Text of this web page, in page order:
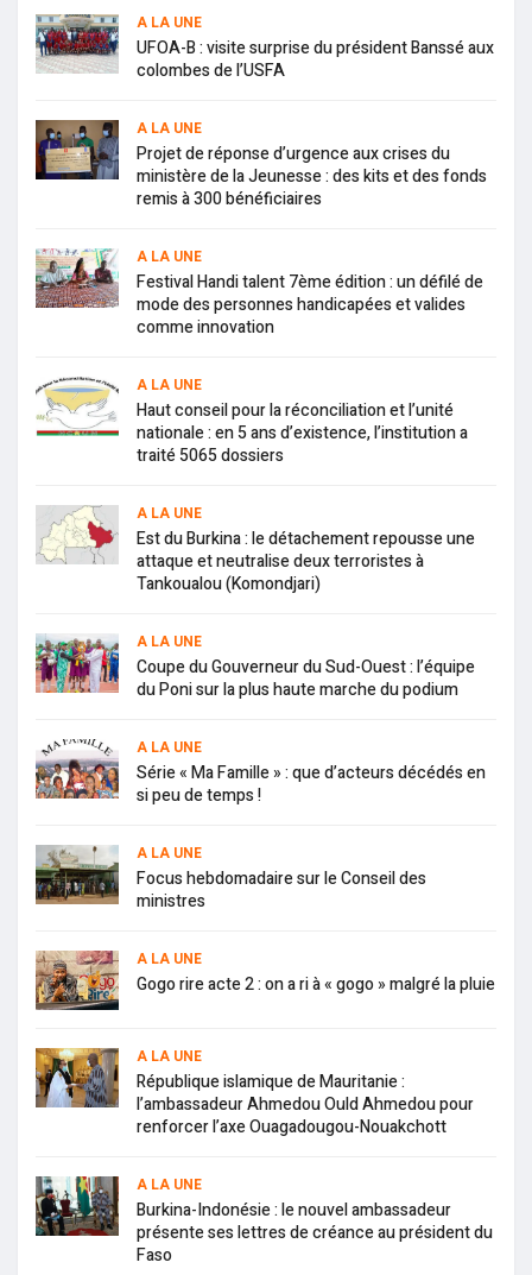
A LA UNE
UFOA-B : visite surprise du président Banssé aux
colombes de l’USFA
A LA UNE
Projet de réponse d’urgence aux crises du
ministère de la Jeunesse : des kits et des fonds
remis à 300 bénéficiaires
A LA UNE
Festival Handi talent 7ème édition : un défilé de
mode des personnes handicapées et valides
comme innovation
A LA UNE
Haut conseil pour la réconciliation et l’unité
nationale : en 5 ans d’existence, l’institution a
traité 5065 dossiers
A LA UNE
Est du Burkina : le détachement repousse une
attaque et neutralise deux terroristes à
Tankoualou (Komondjari)
A LA UNE
Coupe du Gouverneur du Sud-Ouest : l’équipe
du Poni sur la plus haute marche du podium
A LA UNE
Série « Ma Famille » : que d’acteurs décédés en
si peu de temps !
A LA UNE
Focus hebdomadaire sur le Conseil des
ministres
A LA UNE
Gogo rire acte 2 : on a ri à « gogo » malgré la pluie
A LA UNE
République islamique de Mauritanie :
l’ambassadeur Ahmedou Ould Ahmedou pour
renforcer l’axe Ouagadougou-Nouakchott
A LA UNE
Burkina-Indonésie : le nouvel ambassadeur
présente ses lettres de créance au président du
Faso